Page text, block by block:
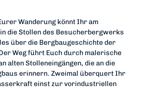
Wanderung könnt Ihr am
die Stollen des Besucherbergwerks
über die Bergbaugeschichte der
Weg führt Euch durch malerische
alten Stolleneingängen, die an die
erinnern. Zweimal überquert Ihr
einst zur vorindustriellen